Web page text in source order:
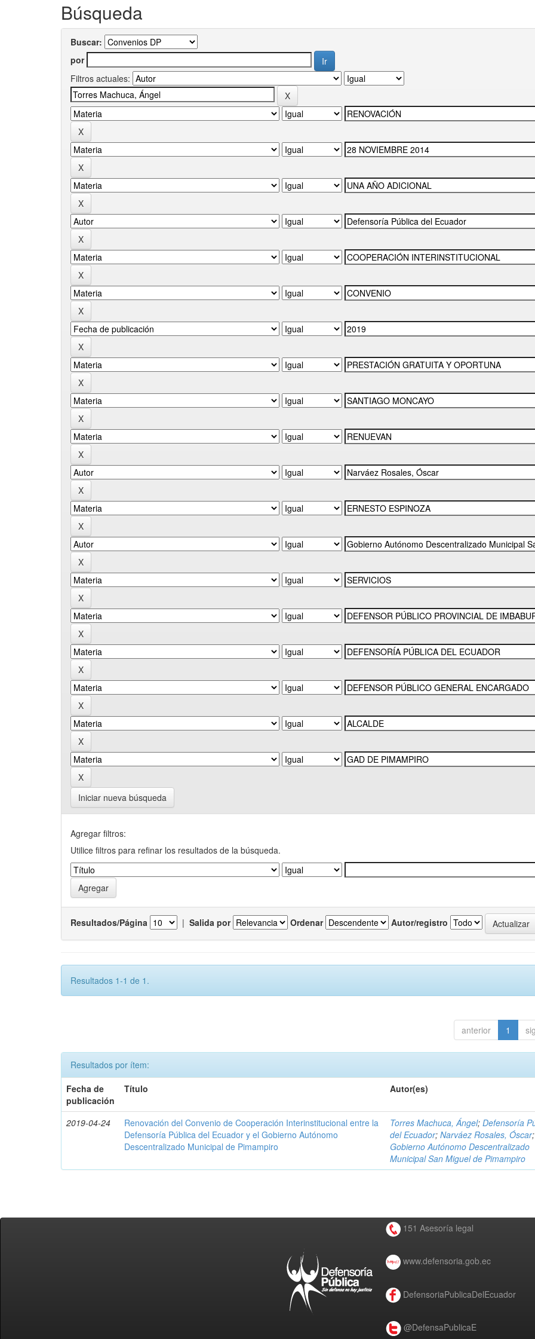
Búsqueda
Buscar:
por
Filtros actuales:
Iniciar nueva búsqueda
Agregar filtros:
Utilice filtros para refinar los resultados de la búsqueda.
Resultados/Página | Salida por Ordenar Autor/registro
Resultados 1-1 de 1.
anterior 1
Resultados por ítem:
Fecha de
publicación
Título Autor(es)
2019-04-24
Renovación del Convenio de Cooperación Interinstitucional entre la
Defensoría Pública del Ecuador y el Gobierno Autónomo
Descentralizado Municipal de Pimampiro
Torres Machuca, Ángel;Defensoría
del Ecuador;Narváez Rosales, Óscar;
Gobierno Autónomo Descentralizado
Municipal San Miguel de Pimampiro
151 Asesoría legal
www.defensoria.gob.ec
DefensoriaPublicaDelEcuador
@DefensaPublicaE